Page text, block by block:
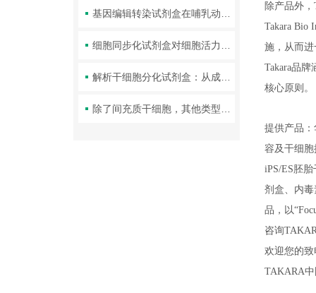
除产品外
Takara Bio
施，从而进
Takara品
核心原则。
提供产品
容及干细
iPS/ES胚
剂盒、内
品，以
咨询
欢迎您
TAKARA